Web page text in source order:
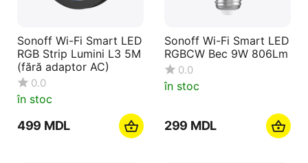
Sonoff Wi-Fi Smart LED
RGB Strip Lumini L3 5M
(fără adaptor AC)
0.0
în stoc
‍499‍ MDL
Sonoff Wi-Fi Smart LED
RGBCW Bec 9W 806Lm
0.0
în stoc
‍299‍ MDL